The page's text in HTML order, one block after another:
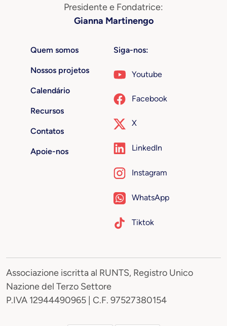
Presidente e Fondatrice:
Gianna Martinengo
Quem somos
Nossos projetos
Calendário
Recursos
Contatos
Apoie-nos
Siga-nos:
Youtube
Facebook
X
LinkedIn
Instagram
WhatsApp
Tiktok
Associazione iscritta al RUNTS, Registro Unico
Nazione del Terzo Settore
P.IVA 12944490965 | C.F. 97527380154